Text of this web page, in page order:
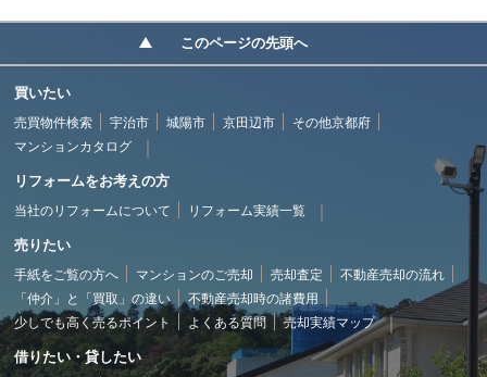
このページの先頭へ
買いたい
売買物件検索 宇治市 城陽市 京田辺市
その他京都府
マンションカタログ
リフォームをお考えの方
当社のリフォームについて リフォーム実績一覧
売りたい
手紙をご覧の方へ マンションのご売却 売却査定
不動産売却の流れ
「仲介」と「買取」の違い
不動産売却時の諸費用
少しでも高く売るポイント
よくある質問 売却実績マップ
借りたい・貸したい